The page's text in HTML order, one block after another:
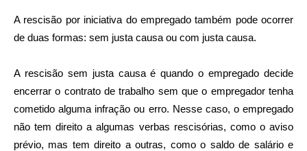
A rescisão por iniciativa do empregado também pode ocorrer
de duas formas: sem justa causa ou com justa causa.
A rescisão sem justa causa é quando o empregado decide
encerrar o contrato de trabalho sem que o empregador tenha
cometido alguma infração ou erro. Nesse caso, o empregado
não tem direito a algumas verbas rescisórias, como o aviso
prévio, mas tem direito a outras, como o saldo de salário e